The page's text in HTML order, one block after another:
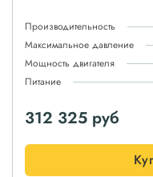
Производительность
Максимальное давление
Мощность двигателя
Питание
312 325 руб